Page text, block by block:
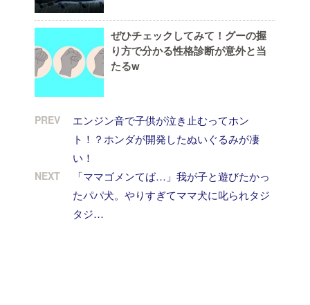
ぜひチェックしてみて！グーの握
り方で分かる性格診断が意外と当
たるw
PREV
エンジン音で子供が泣き止むってホン
ト！？ホンダが開発したぬいぐるみが凄
い！
NEXT
「ママゴメンてば…」我が子と遊びたかっ
たパパ犬。やりすぎてママ犬に叱られタジ
タジ…